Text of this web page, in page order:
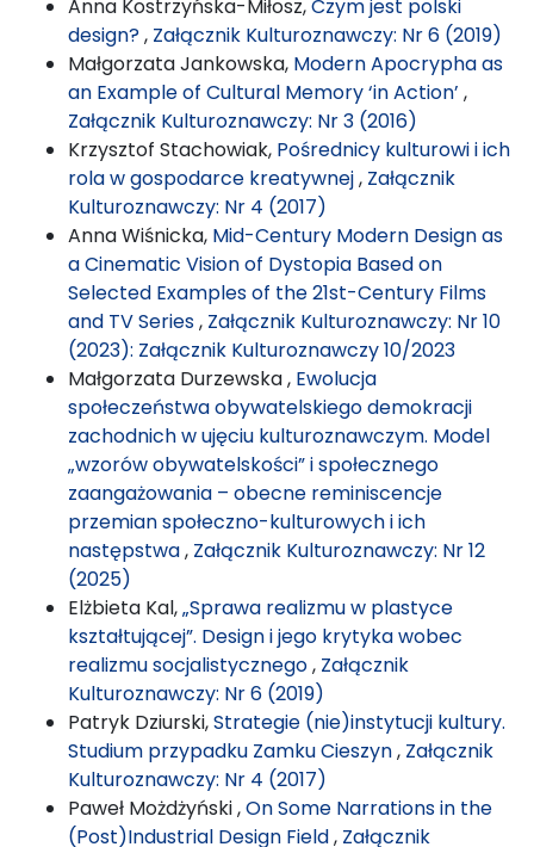
Anna Kostrzyńska-Miłosz,Czym jest polski
design?, Załącznik Kulturoznawczy: Nr 6 (2019)
Małgorzata Jankowska, Modern Apocrypha as
an Example of Cultural Memory ‘in Action’ ,
Załącznik Kulturoznawczy: Nr 3 (2016)
Krzysztof Stachowiak, Pośrednicy kulturowi i ich
rola w gospodarce kreatywnej, Załącznik
Kulturoznawczy: Nr 4 (2017)
Anna Wiśnicka, Mid-Century Modern Design as
a Cinematic Vision of Dystopia Based on
Selected Examples of the 21st-Century Films
and TV Series, Załącznik Kulturoznawczy: Nr 10
(2023): Załącznik Kulturoznawczy 10/2023
Małgorzata Durzewska , Ewolucja
społeczeństwa obywatelskiego demokracji
zachodnich w ujęciu kulturoznawczym. Model
„wzorów obywatelskości” i społecznego
zaangażowania – obecne reminiscencje
przemian społeczno-kulturowych i ich
następstwa, Załącznik Kulturoznawczy: Nr 12
(2025)
Elżbieta Kal,„Sprawa realizmu w plastyce
kształtującej”. Design i jego krytyka wobec
realizmu socjalistycznego, Załącznik
Kulturoznawczy: Nr 6 (2019)
Patryk Dziurski,Strategie (nie)instytucji kultury.
Studium przypadku Zamku Cieszyn, Załącznik
Kulturoznawczy: Nr 4 (2017)
Paweł Możdżyński ,On Some Narrations in the
(Post)Industrial Design Field, Załącznik